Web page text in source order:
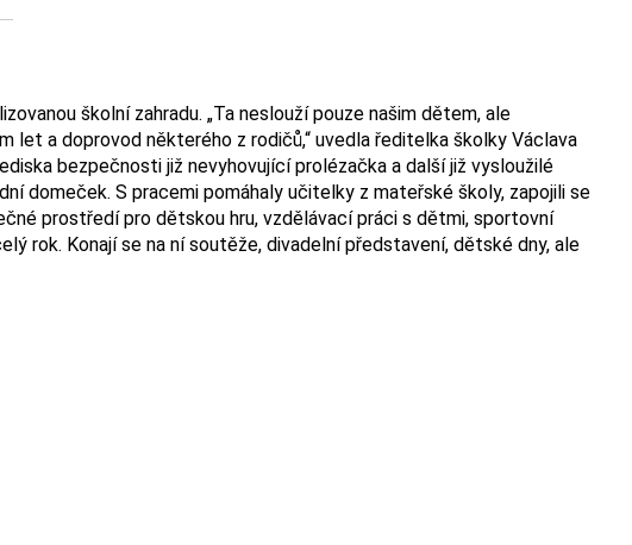
školní zahradu. „Ta neslouží pouze našim dětem, ale
let a doprovod některého z rodičů,“ uvedla ředitelka školky Václava
bezpečnosti již nevyhovující prolézačka a další již vysloužilé
domeček. S pracemi pomáhaly učitelky z mateřské školy, zapojili se
prostředí pro dětskou hru, vzdělávací práci s dětmi, sportovní
rok. Konají se na ní soutěže, divadelní představení, dětské dny, ale